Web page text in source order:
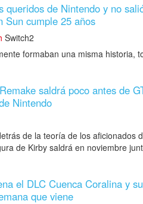
queridos de Nintendo y no
Sun cumple 25 años
Switch2
formaban una misma historia,
saldrá poco antes de
Nintendo
de la teoría de los aficionados
de Kirby saldrá en noviembre
el DLC Cuenca Coralina y su
que viene